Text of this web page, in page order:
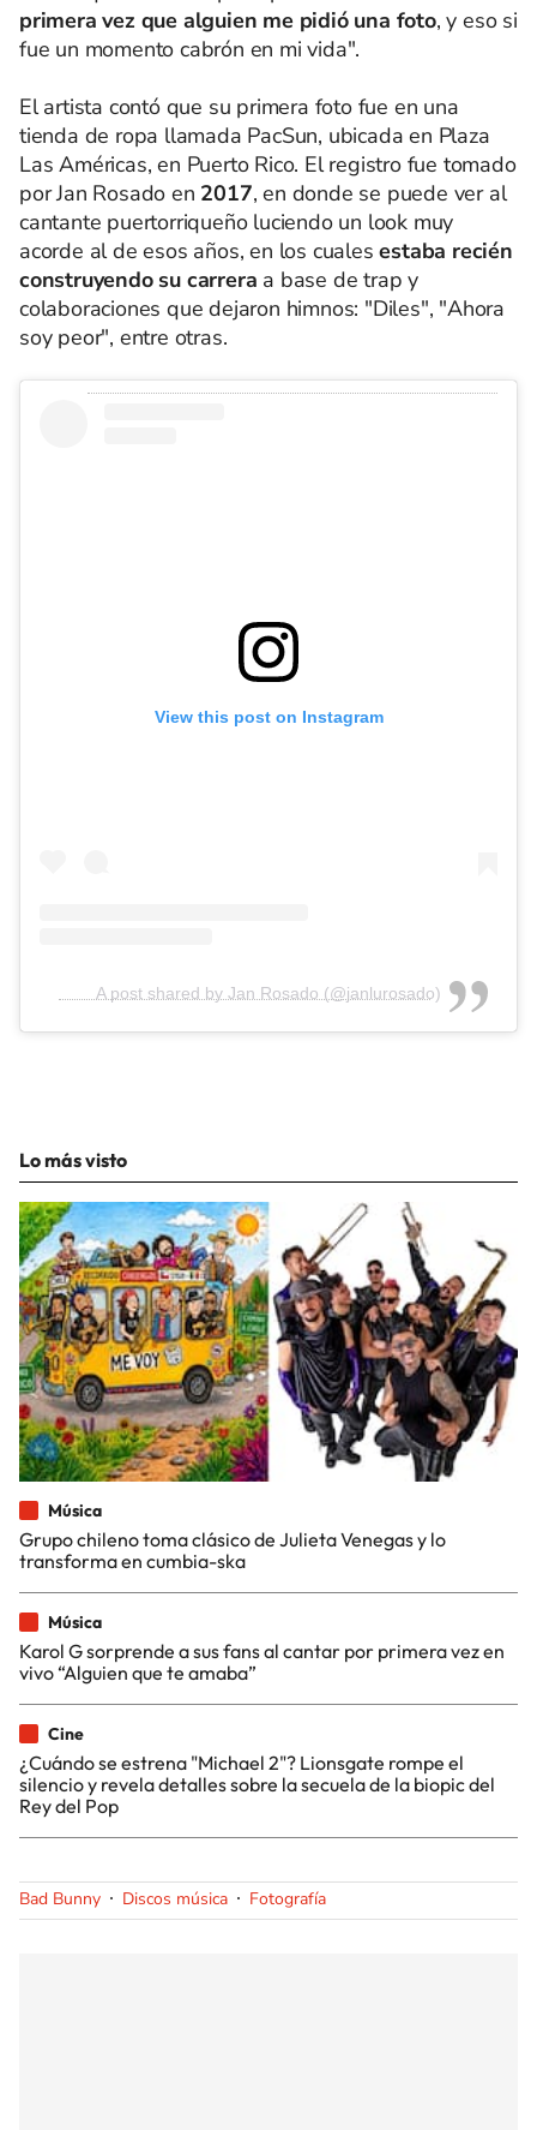
primera vez que alguien me pidió una foto, y eso si
fue un momento cabrón en mi vida".
El artista contó que su primera foto fue en una
tienda de ropa llamada PacSun, ubicada en Plaza
Las Américas, en Puerto Rico. El registro fue tomado
por Jan Rosado en 2017, en donde se puede ver al
cantante puertorriqueño luciendo un look muy
acorde al de esos años, en los cualesestaba recién
construyendo su carrera a base de trap y
colaboraciones que dejaron himnos: "Diles", "Ahora
soy peor", entre otras.
View this post on Instagram
A post shared by Jan Rosado (@janlurosado)
Lo más visto
Música
Grupo chileno toma clásico de Julieta Venegas y lo
transforma en cumbia-ska
Música
Karol G sorprende a sus fans al cantar por primera vez en
vivo “Alguien que te amaba”
Cine
¿Cuándo se estrena "Michael 2"? Lionsgate rompe el
silencio y revela detalles sobre la secuela de la biopic del
Rey del Pop
Bad Bunny Discos música Fotografía